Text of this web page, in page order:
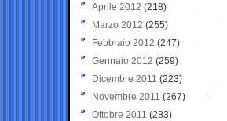
Aprile 2012 (218)
Marzo 2012 (255)
Febbraio 2012 (247)
Gennaio 2012 (259)
Dicembre 2011 (223)
Novembre 2011 (267)
Ottobre 2011 (283)